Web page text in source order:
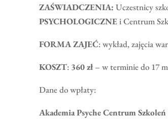
ZAŚWIADCZENIA: Uczestnicy
PSYCHOLOGICZNEi Centrum
FORMA ZAJEĆ: wykład, zajęcia
KOSZT: 360 zł – w terminie do 17
Dane do wpłaty:
Akademia Psyche Centrum